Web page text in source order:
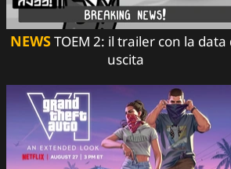
NEWSTOEM 2: il trailer con la data
uscita